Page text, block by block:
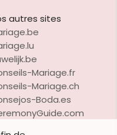
autres sites
Mariage.fr
Mariage.ch
Boda.es